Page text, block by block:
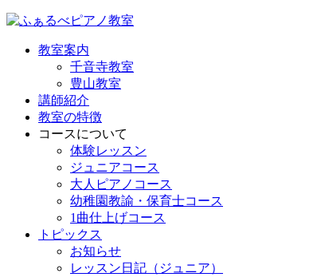
教室案内
千音寺教室
豊山教室
講師紹介
教室の特徴
コースについて
体験レッスン
ジュニアコース
大人ピアノコース
幼稚園教諭・保育士コース
1曲仕上げコース
トピックス
お知らせ
レッスン日記（ジュニア）